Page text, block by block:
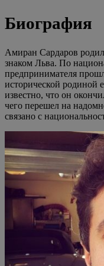
Биография
Амиран Сардаров
знаком Льва. По
предпринимателя
исторической родиной
известно, что он
чего перешел на
связано с